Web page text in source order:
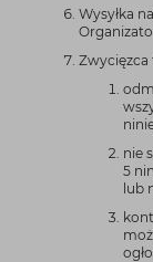
Wysyłka
nie
5
lub